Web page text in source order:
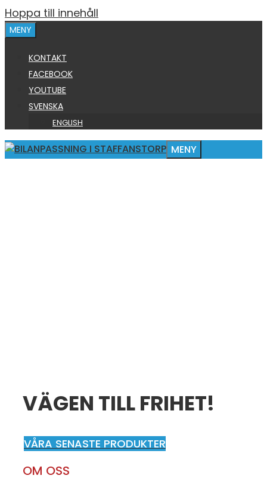
Hoppa till innehåll
MENY
KONTAKT
FACEBOOK
YOUTUBE
SVENSKA
ENGLISH
MENY
VÄGEN TILL FRIHET!
VÅRA SENASTE PRODUKTER
OM OSS